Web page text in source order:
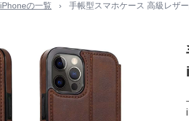
iPhoneの一覧 › 手帳型スマホケース 高級レザ